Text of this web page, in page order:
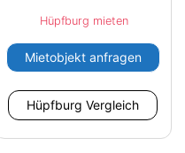
Hüpfburg mieten
Mietobjekt anfragen
Hüpfburg Vergleich